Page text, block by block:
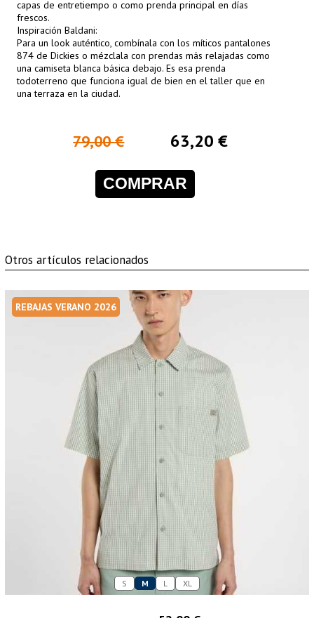
capas de entretiempo o como prenda principal en días
frescos.
Inspiración Baldani:
Para un look auténtico, combínala con los míticos pantalones
874 de Dickies o mézclala con prendas más relajadas como
una camiseta blanca básica debajo. Es esa prenda
todoterreno que funciona igual de bien en el taller que en
una terraza en la ciudad.
79,00 € 63,20 €
COMPRAR
Otros artículos relacionados
REBAJAS VERANO 2026
S M L XL